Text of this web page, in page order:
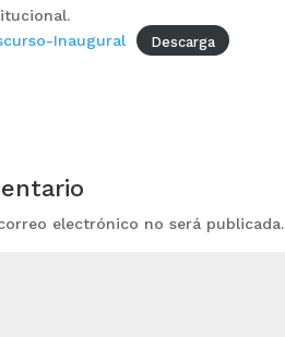
Inaugural
Descarga
electrónico no será publicada.